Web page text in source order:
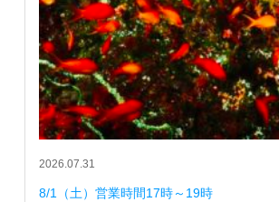
2026.07.31
8/1（土）営業時間17時～19時